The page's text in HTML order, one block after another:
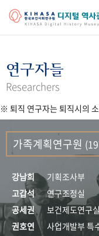
걸어온 길 기관 변천사
연구 역사
정책과 연구 키워드
간행물 변천사
기록물 아카이브
사진 아카이브 문서
연구자들
Researchers
※ 퇴직 연구자는 퇴직시의
가족계획연구원
강남희
기획조사부
고갑석
연구조정실
공세권
보건제도연구실
권호연
사업개발부 특